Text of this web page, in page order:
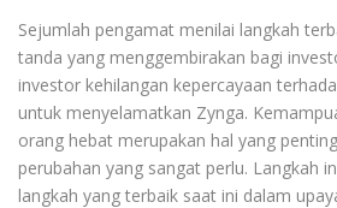
Sejumlah pengamat menilai langkah
tanda yang menggembirakan bagi
investor kehilangan kepercayaan
untuk menyelamatkan Zynga.
orang hebat merupakan hal yang
perubahan yang sangat perlu. Langkah
langkah yang terbaik saat ini dalam